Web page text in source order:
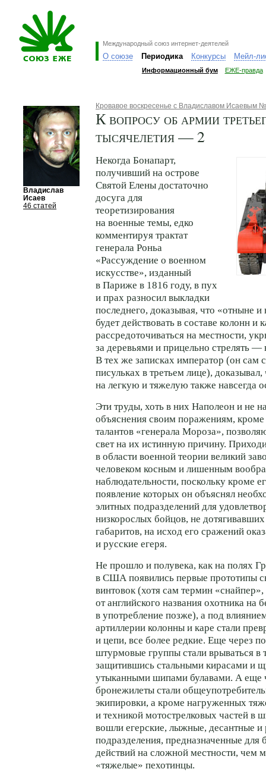
Международный союз интернет-деятелей
О союзе Периодика Конкурсы Мейл-
Информационный бум ЕЖЕ-правда
Владислав
Исаев
46 статей
Кровавое воскресенье с Владиславом Исаевым
К вопросу об армии
тысячелетия — 2
Некогда Бонапарт,
получивший на острове
Святой Елены достаточно
досуга для
теоретизирования
на военные темы, едко
комментируя трактат
генерала Роньа
«Рассуждение о военном
искусстве», изданный
в Париже в 1816 году, в пух
и прах разносил выкладки
последнего, доказывая, что «отныне и
будет действовать в составе колонн и
рассредоточиваться на местности,
за деревьями и прицельно стрелять —
В тех же записках император (он сам
писульках в третьем лице),
на легкую и тяжелую также навсегда
Эти труды, хоть в них Наполеон и не
объяснения своим поражениям, кроме
талантов «генерала Мороза»,
свет на их истинную причину.
в области военной теории великий
человеком косным и лишенным
наблюдательности, поскольку кроме
появление которых он объяснял
элитных подразделений для
низкорослых бойцов, не
габаритов, на исход его сражений
и русские егеря.
Не прошло и полувека, как на полях
в США появились первые прототипы
винтовок (хотя сам термин
от английского названия охотника на
в употребление позже), а под
артиллерии колонны и каре стали
и цепи, все более редкие. Еще через
штурмовые группы стали врываться в
защитившись стальными кирасами и
утыканными шипами булавами. А еще
бронежилеты стали
экипировки, а кроме нагруженных
и техникой мотострелковых частей в
вошли егерские, лыжные, десантные и
подразделения, предназначенные
действий на сложной местности, чем
«тяжелые» пехотинцы.